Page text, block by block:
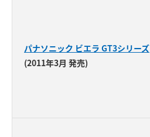
パナソニック ビエラ GT3シリーズ
(2011年3月 発売)